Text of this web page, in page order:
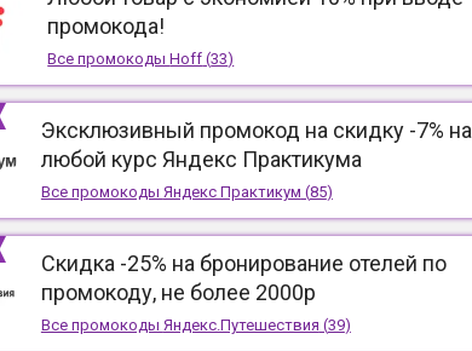
промокода!
Все промокодыHoff (33)
Эксклюзивный промокод на скидку -7% на
любой курс Яндекс Практикума
Все промокоды Яндекс Практикум (85)
Скидка -25% на бронирование отелей по
промокоду, не более 2000р
Все промокоды Яндекс.Путешествия (39)